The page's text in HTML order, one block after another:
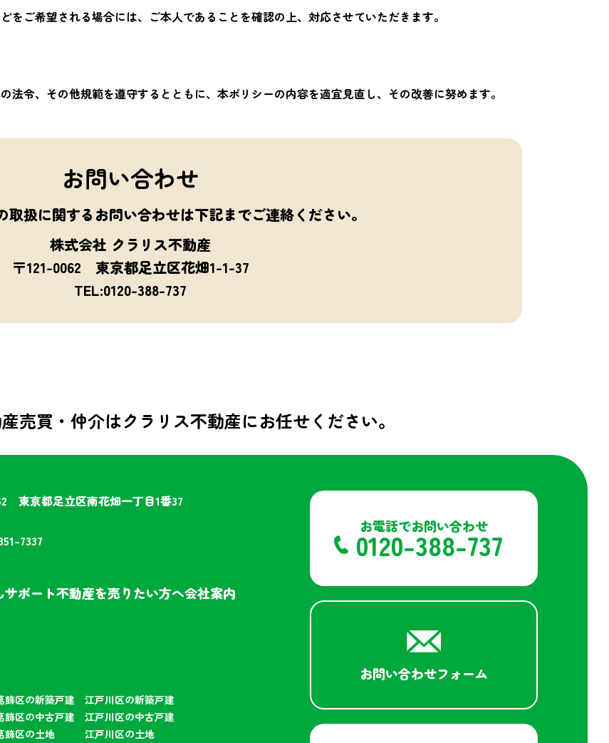
をご希望される場合には、ご本人であることを確認の上、対応させていただきます。
法令、その他規範を遵守するとともに、本ポリシーの内容を適宜見直し、その改善に努めます。
お問い合わせ
取扱に関するお問い合わせは下記までご連絡ください。
株式会社 クラリス不動産
〒121-0062 東京都足立区花畑1-1-37
TEL:0120-388-737
売買・仲介はクラリス不動産にお任せください。
東京都足立区南花畑一丁目1番37
7337
ポート不動産を売りたい方へ会社案内
飾区の新築戸建
飾区の中古戸建
飾区の土地
江戸川区の新築戸建
江戸川区の中古戸建
江戸川区の土地
お電話でお問い合わせ
0120-388-737
お問い合わせフォーム